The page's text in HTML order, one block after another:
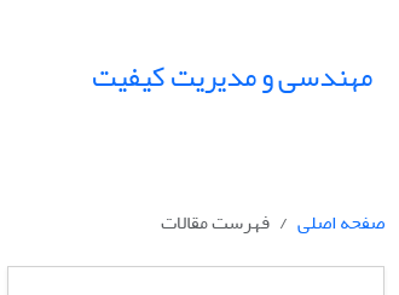
مهندسی و مدیریت کیفیت
صفحه اصلی
فهرست مقالات